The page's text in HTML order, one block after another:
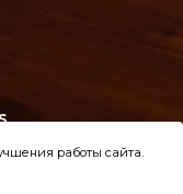
работы сайта.